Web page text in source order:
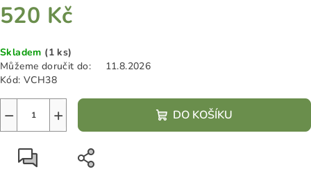
520 Kč
cena:
Skladem (1 ks)
Můžeme doručit do:
11.8.2026
Kód: VCH38
+
− DO KOŠÍKU